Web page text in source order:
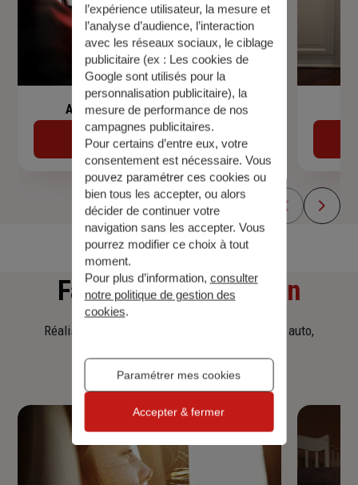
Assurance de prêt immobilier
Découvrir
Faitesune simulation
Réalisez une simulation tarifaire d'assurance, auto,
l’expérience utilisateur, la mesure et
l’analyse d’audience, l’interaction
avec les réseaux sociaux, le ciblage
publicitaire (ex : Les cookies de
Google sont utilisés pour la
personnalisation publicitaire), la
mesure de performance de nos
campagnes publicitaires.
Pour certains d’entre eux, votre
consentement est nécessaire. Vous
pouvez paramétrer ces cookies ou
bien tous les accepter, ou alors
décider de continuer votre
navigation sans les accepter. Vous
pourrez modifier ce choix à tout
moment.
Pour plus d’information, consulter
notre politique de gestion des
cookies.
Paramétrer mes cookies
Accepter & fermer